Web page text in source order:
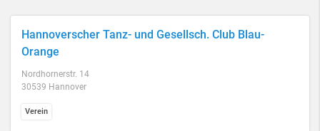
Hannoverscher Tanz- und Gesellsch. Club Blau-
Orange
Nordhornerstr. 14
30539 Hannover
Verein